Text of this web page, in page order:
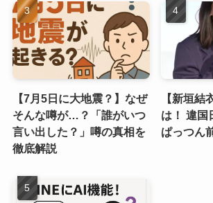
【7月5日に大地震？】なぜ
そんな噂が…？「誰がいつ
言い出した？」噂の真相を
徹底解説
【新垣結
は！ 違国
ぱっつん